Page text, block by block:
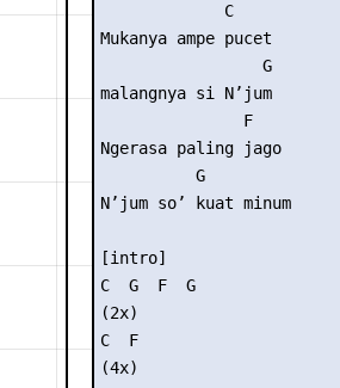
             C
Mukanya ampe pucet
                 G
malangnya si N’jum
               F
Ngerasa paling jago
          G
N’jum so’ kuat minum
[intro]
C  G  F  G
(2x)
C  F
(4x)